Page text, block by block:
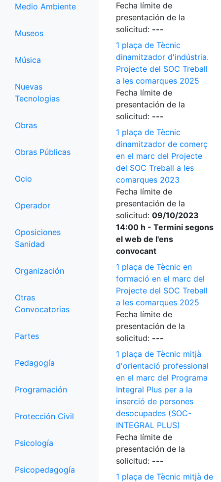
Medio Ambiente
Museos
Música
Nuevas
Tecnologias
Obras
Obras Públicas
Ocio
Operador
Oposiciones
Sanidad
Organización
Otras
Convocatorias
Partes
Pedagogía
Programación
Protección Civil
Psicología
Psicopedagogía
Fecha límite de
presentación de la
solicitud: ---
1 plaça de Tècnic
dinamitzador d'indústria.
Projecte del SOC Treball
a les comarques 2025
Fecha límite de
presentación de la
solicitud: ---
1 plaça de Tècnic
dinamitzador de comerç
en el marc del Projecte
del SOC Treball a les
comarques 2023
Fecha límite de
presentación de la
solicitud: 09/10/2023
14:00 h - Termini segons
el web de l'ens
convocant
1 plaça de Tècnic en
formació en el marc del
Projecte del SOC Treball
a les comarques 2025
Fecha límite de
presentación de la
solicitud: ---
1 plaça de Tècnic mitjà
d'orientació professional
en el marc del Programa
Integral Plus per a la
inserció de persones
desocupades (SOC-
INTEGRAL PLUS)
Fecha límite de
presentación de la
solicitud: ---
1 plaça de Tècnic mitjà de